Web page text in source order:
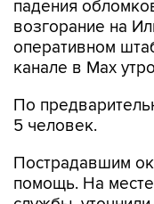
падения
возгорание на
оперативном
канале в Max
По
5 человек.
Пострадавшим
помощь. На